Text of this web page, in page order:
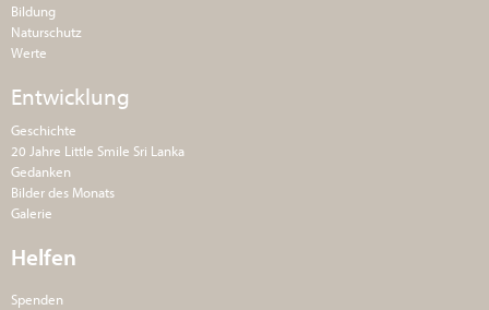
Bildung
Naturschutz
Werte
Entwicklung
Geschichte
20 Jahre Little Smile Sri Lanka
Gedanken
Bilder des Monats
Galerie
Helfen
Spenden